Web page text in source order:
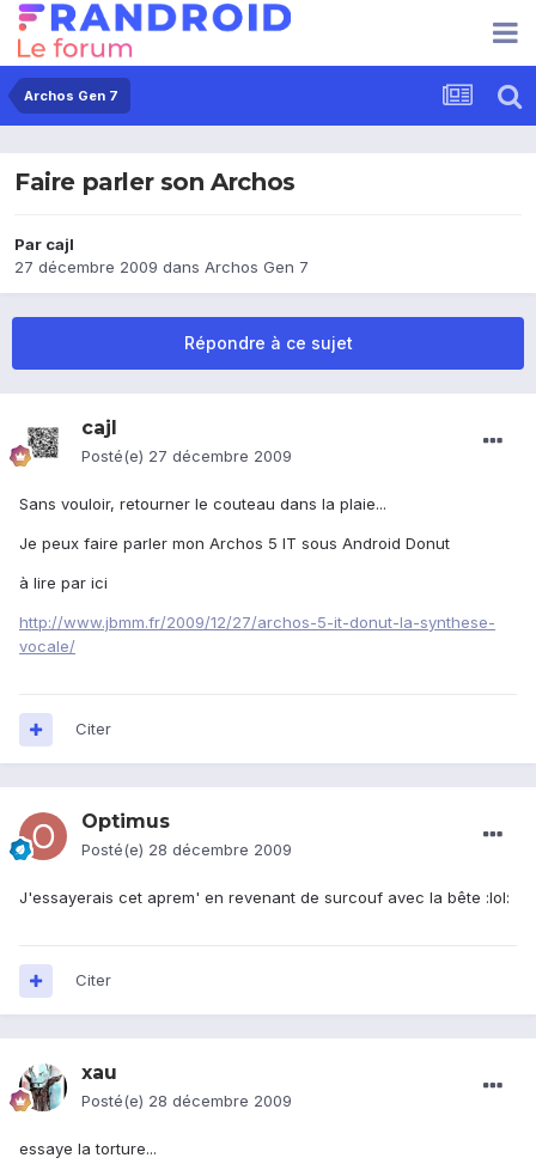
Archos Gen 7
Faire parler son Archos
Par cajl
27 décembre 2009 dans Archos Gen 7
Répondre à ce sujet
cajl
Posté(e) 27 décembre 2009
Sans vouloir, retourner le couteau dans la plaie...
Je peux faire parler mon Archos 5 IT sous Android Donut
à lire par ici
http://www.jbmm.fr/2009/12/27/archos-5-it-donut-la-synthese-
vocale/
Citer
Optimus
Posté(e) 28 décembre 2009
J'essayerais cet aprem' en revenant de surcouf avec la bête :lol:
Citer
xau
Posté(e) 28 décembre 2009
essaye la torture...